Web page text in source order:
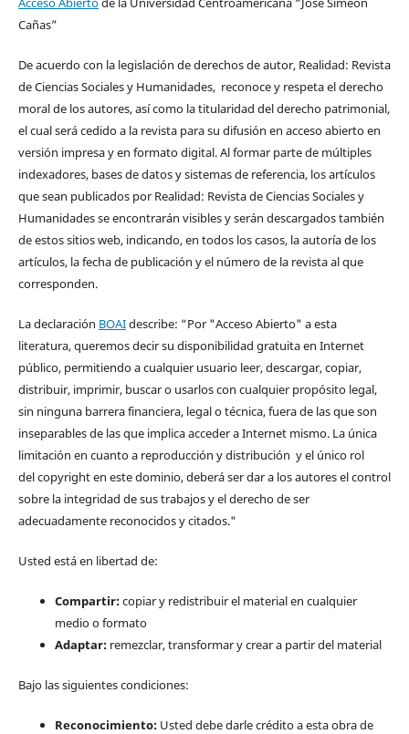
Cañas”
De acuerdo con la legislación de derechos de autor, Realidad: Revista
de Ciencias Sociales y Humanidades, reconoce y respeta el derecho
moral de los autores, así como la titularidad del derecho patrimonial,
el cual será cedido a la revista para su difusión en acceso abierto en
versión impresa y en formato digital. Al formar parte de múltiples
indexadores, bases de datos y sistemas de referencia, los artículos
que sean publicados por Realidad: Revista de Ciencias Sociales y
Humanidades se encontrarán visibles y serán descargados también
de estos sitios web, indicando, en todos los casos, la autoría de los
artículos, la fecha de publicación y el número de la revista al que
corresponden.
La declaración BOAIdescribe: “Por "Acceso Abierto" a esta
literatura, queremos decir su disponibilidad gratuita en Internet
público, permitiendo a cualquier usuario leer, descargar, copiar,
distribuir, imprimir, buscar o usarlos con cualquier propósito legal,
sin ninguna barrera financiera, legal o técnica, fuera de las que son
inseparables de las que implica acceder a Internet mismo. La única
limitación en cuanto a reproducción y distribución y el único rol
del copyright en este dominio, deberá ser dar a los autores el control
sobre la integridad de sus trabajos y el derecho de ser
adecuadamente reconocidos y citados."
Usted está en libertad de:
Compartir:copiar y redistribuir el material en cualquier
medio o formato
Adaptar:remezclar, transformar y crear a partir del material
Bajo las siguientes condiciones:
Reconocimiento:Usted debe darle crédito a esta obra de